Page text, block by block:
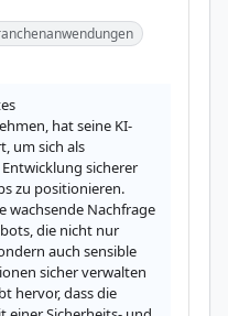
hat seine KI-
um sich als
sicherer
zu positionieren.
wachsende Nachfrage
die nicht nur
auch sensible
sicher verwalten
hervor, dass die